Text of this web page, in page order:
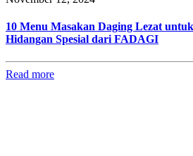
10 Menu Masakan Daging Lezat
Hidangan Spesial dari FADAGI
Read more